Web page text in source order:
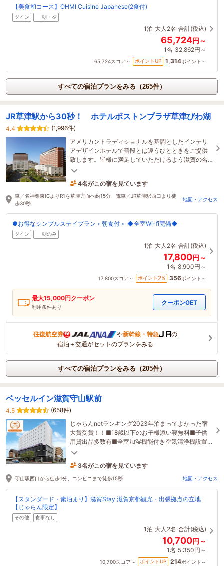
【美食和コース】OHMI Cuisine Japanese(2食付)
ツイン 朝・夕
1泊 大人2名 合計(税込)
65,724円～
1名 32,862円～
65,724スコア～ ポイントUP 1,314ポイント～
すべての宿泊プランをみる（265件）
JR草津駅から30秒！ ホテルボストンプラザ草津びわ湖
4.4
(1,996件)
アメリカントラディショナルを基調としたインテリ
アデザインホテルで普段とは違うひとときをご提供
致します。皆様に満足していただけるよう滋賀の名
産品を取りそろえた朝食で優雅な1日の始まりを…
4名がこの宿を見ています
2時間前に予約されました
車／名神栗東ICよりR1を草津方面へ約15分 電車／JR草津駅西口より徒
歩30秒
地図・アクセス
●お得なシンプルステイプラン＜朝食付＞ ◆全室Wi-fi完備◆
ツイン 朝のみ
1泊 大人2名 合計(税込)
17,800円～
1名 8,900円～
17,800スコア～ ポイント 2% 356ポイント～
最大15,000円クーポン
利用条件あり
クーポンGET
往復航空券 や新幹線・特急
の
宿泊＋交通がセットのプランをみる
すべての宿泊プランをみる（205件）
ベッセルイン滋賀守山駅前
4.5
(658件)
じゃらんnetランキング2023年泊まってよかった宿
大賞受賞！！■18歳以下のお子様添い寝無料■子供
用貸出品多数有■全室加湿機能付き空気清浄機設置■
全室でWi-Fi無料
3名がこの宿を見ています
22分前に予約されました
守山駅西口から徒歩1分、コンビニまで徒歩15秒 地図・アクセス
【スタンダード・素泊まり】滋賀Stay 滋賀京都観光・出張拠点の立地
【じゃらん限定】
その他 食事なし
1泊 大人2名 合計(税込)
10,700円～
1名 5,350円～
10,700スコア～ ポイントUP 214ポイント～